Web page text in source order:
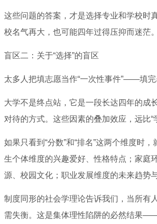
这些问题的答案，才是选择专业和学校时
校名气再大，也可能四年过得压抑而迷茫
盲区二：关于“选择”的盲区
太多人把填志愿当作“一次性事件”——填
大学不是终点站，它是一段长达四年的成
对待的方式。这些因素的叠加效应，远比“
如果只看到“分数”和“排名”这两个维度
生个体维度的兴趣爱好、性格特点；家庭
源、校园文化；职业发展维度的未来趋势
制度同形的社会学理论告诉我们，当所有
需失衡。这是集体理性陷阱的必然结果